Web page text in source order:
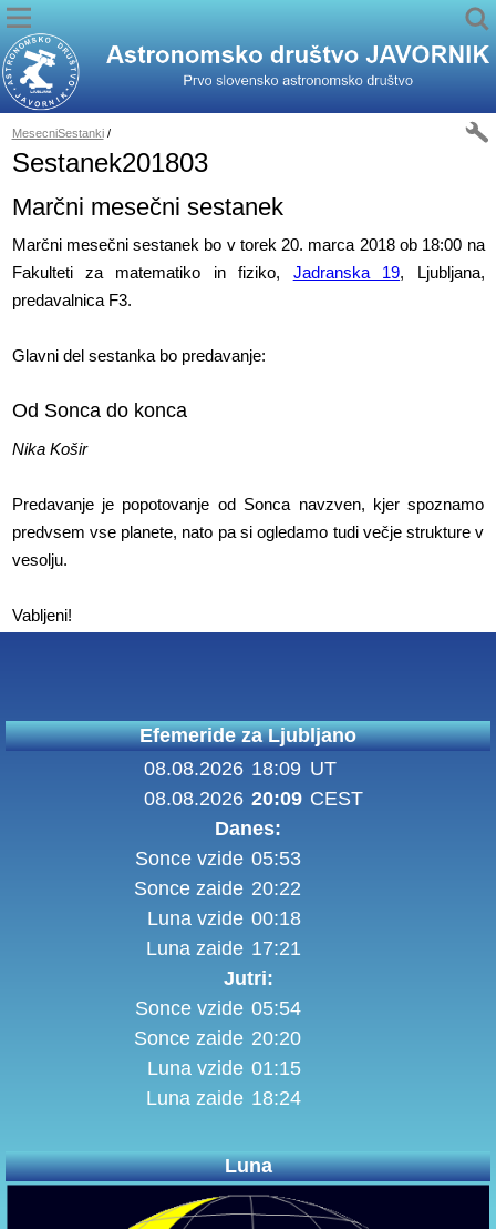
MesecniSestanki/
Sestanek201803
Marčni mesečni sestanek
Marčni mesečni sestanek bo v torek 20. marca 2018 ob 18:00 na
Fakulteti za matematiko in fiziko, Jadranska 19, Ljubljana,
predavalnica F3.
Glavni del sestanka bo predavanje:
Od Sonca do konca
Nika Košir
Predavanje je popotovanje od Sonca navzven, kjer spoznamo
predvsem vse planete, nato pa si ogledamo tudi večje strukture v
vesolju.
Vabljeni!
Efemeride za Ljubljano
08.08.2026 18:09 UT
08.08.2026 20:09 CEST
Danes:
Sonce vzide 05:53
Sonce zaide 20:22
Luna vzide 00:18
Luna zaide 17:21
Jutri:
Sonce vzide 05:54
Sonce zaide 20:20
Luna vzide 01:15
Luna zaide 18:24
Luna